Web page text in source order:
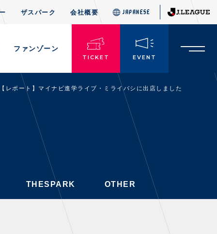
ザスパーク 会社概要 JAPANESE
ファンゾーン
TICKET EVENT
JAPANESE
チケット情報
・前売・当日チケット
・発売日
・優待チケット
・企画チケット
【レポート】マイナビ進学ライブ・ミライバシに出店しました
THESPARK OTHER
THESPARK OTHER